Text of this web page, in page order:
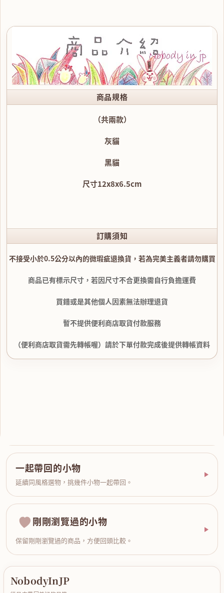
商品規格
（共兩款）
灰貓
黑貓
尺寸12x8x6.5cm
訂購須知
不接受小於0.5公分以內的微瑕疵退換貨，若為完美主義者請勿購買
商品已有標示尺寸，若因尺寸不合更換需自行負擔運費
買錯或是其他個人因素無法辦理退貨
暫不提供便利商店取貨付款服務
（便利商店取貨需先轉帳喔）請於下單付款完成後提供轉帳資料
一起帶回的小物
延續同風格選物，挑幾件小物一起帶回。
剛剛瀏覽過的小物
保留剛剛瀏覽過的商品，方便回頭比較。
NobodyInJP